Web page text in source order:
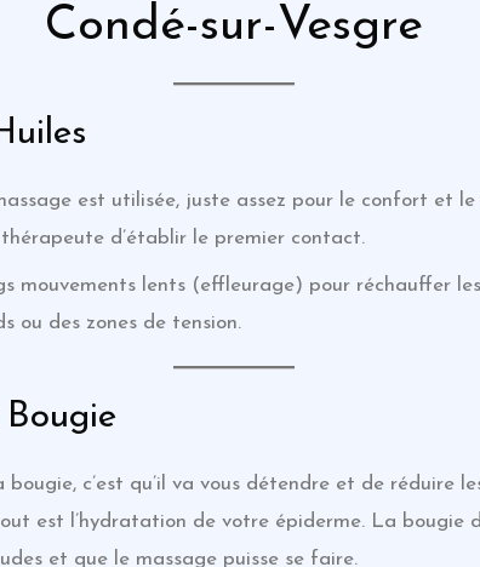
Condé-sur-Vesgre
est utilisée, juste assez pour le confort et
d’établir le premier contact.
mouvements lents (effleurage) pour réchauffer
ou des zones de tension.
c’est qu’il va vous détendre et de réduire
est l’hydratation de votre épiderme. La bougie
et que le massage puisse se faire.